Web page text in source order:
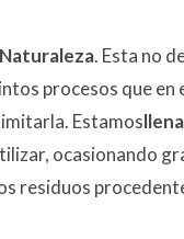
Naturaleza. Esta no
procesos que en
Estamos
ocasionando
residuos